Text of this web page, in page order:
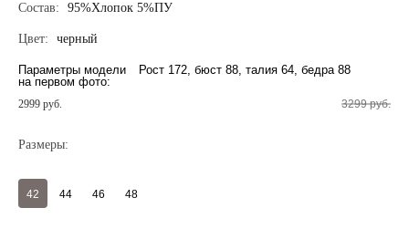
Состав: 95%Хлопок 5%ПУ
Цвет: черный
Параметры модели
на первом фото:
Рост 172, бюст 88, талия 64, бедра 88
2999 руб. 3299 руб.
Размеры:
42 44 46 48